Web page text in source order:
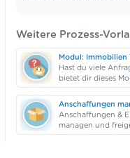
Weitere Prozess-
Modul: Immobilien
Hast du viele
bietet dir dieses
Anschaffungen
Anschaffungen &
managen und